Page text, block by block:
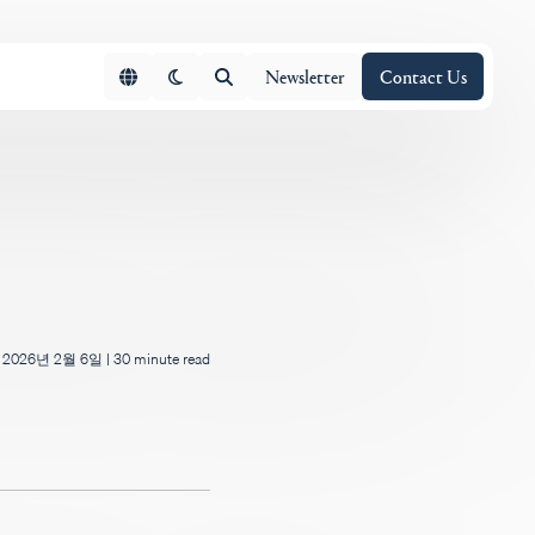
Newsletter Contact Us
2026년 2월 6일 | 30 minute read